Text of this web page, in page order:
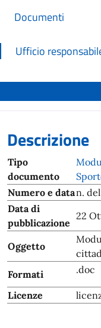
Documenti
Ufficio
Descrizione
Tipo
documento
Numero e datan. del
Data di
pubblicazione
22
Oggetto
Formati
.doc
Licenze